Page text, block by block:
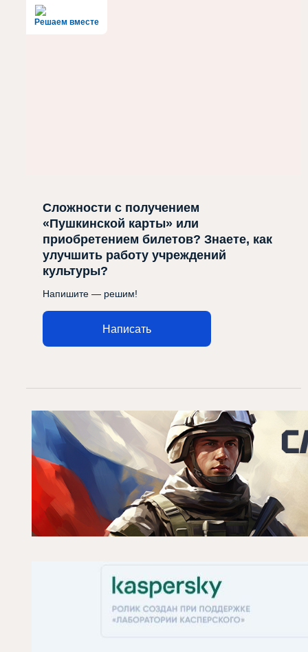
Решаем вместе
Сложности с получением
«Пушкинской карты» или
приобретением билетов? Знаете, как
улучшить работу учреждений
культуры?
Напишите — решим!
Написать